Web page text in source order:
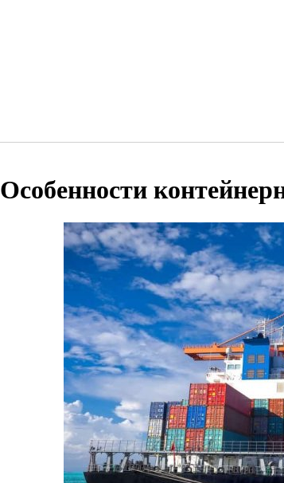
Особенности